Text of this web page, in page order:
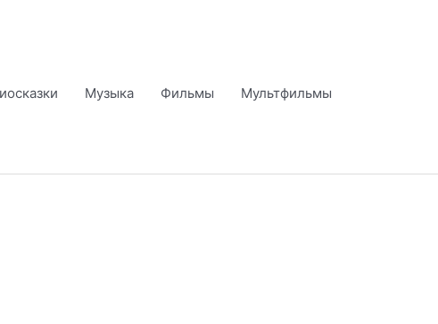
Музыка Фильмы Мультфильмы